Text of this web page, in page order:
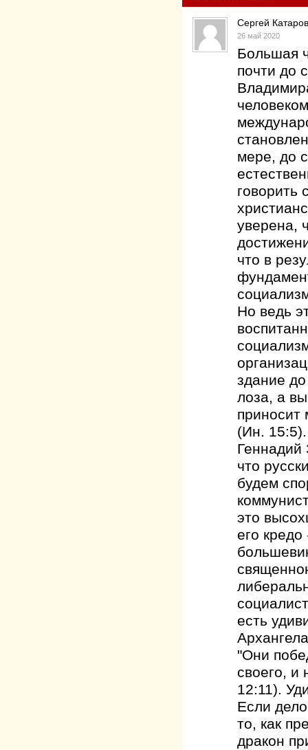
Сергей Катаров
26 май 2020
Большая
почти до
мере, до
говорить
уверена,
что в
Но ведь
здание
лоза, а
приносит
(Ин. 15:5).
Геннадий
что
будем
это
его
есть
"Они
своего, и
12:11).
Если
то, как
дракон